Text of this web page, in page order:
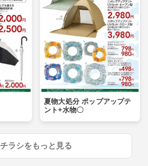
夏物大処分 ポップアップテ
ント+水物〇
チラシをもっと見る